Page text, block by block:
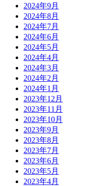
2024年9月
2024年8月
2024年7月
2024年6月
2024年5月
2024年4月
2024年3月
2024年2月
2024年1月
2023年12月
2023年11月
2023年10月
2023年9月
2023年8月
2023年7月
2023年6月
2023年5月
2023年4月